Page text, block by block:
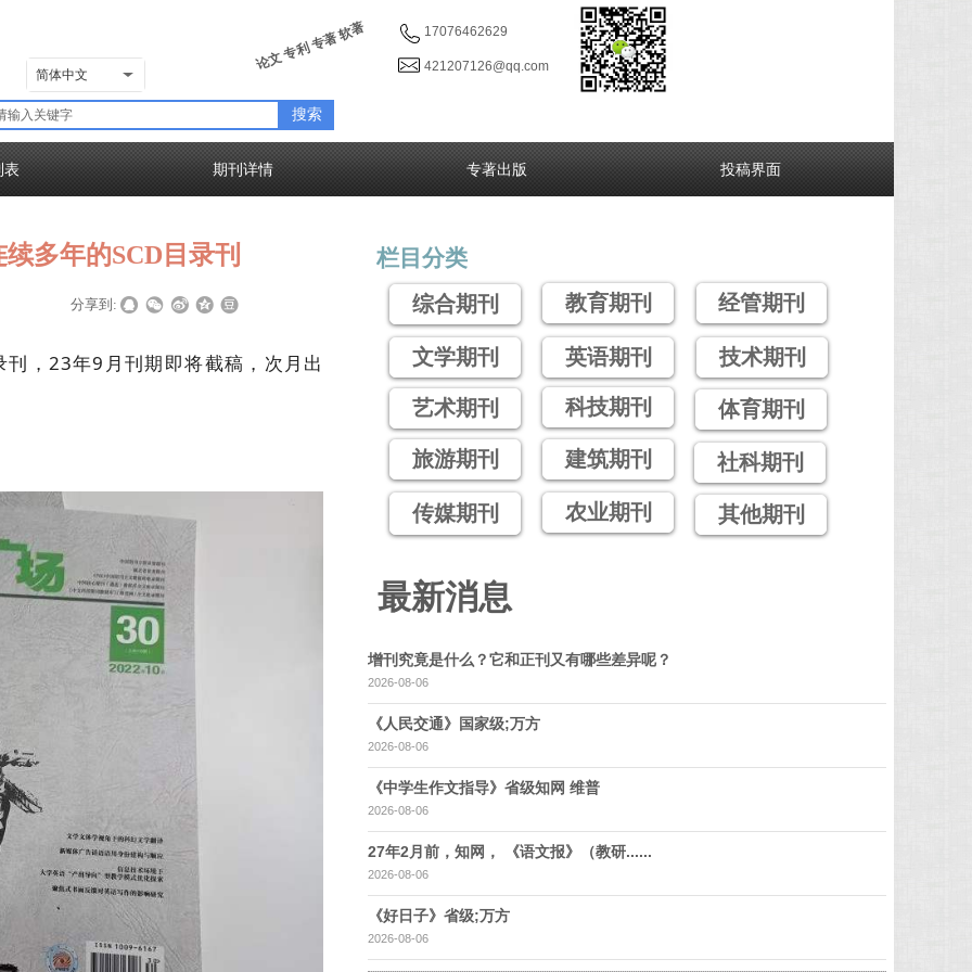
17076462629
421207126@qq.com
简体中文
论文 专利 专著 软著
搜索
表 期刊详情 专著出版 投稿界面
文学期刊
栏目分类
综合期刊
艺术期刊
旅游期刊
传媒期刊
教育期刊
英语期刊
科技期刊
建筑期刊
农业期刊
经管期刊
技术期刊
体育期刊
社科期刊
其他期刊
多年的SCD目录刊
分享到:
，23年9月刊期即将截稿，次月出
最新消息
增刊究竟是什么？它和正刊又有哪些差异呢？
2026-08-06
《人民交通》国家级;万方
2026-08-06
《中学生作文指导》省级知网 维普
2026-08-06
27年2月前，知网， 《语文报》（教研......
2026-08-06
《好日子》省级;万方
2026-08-06